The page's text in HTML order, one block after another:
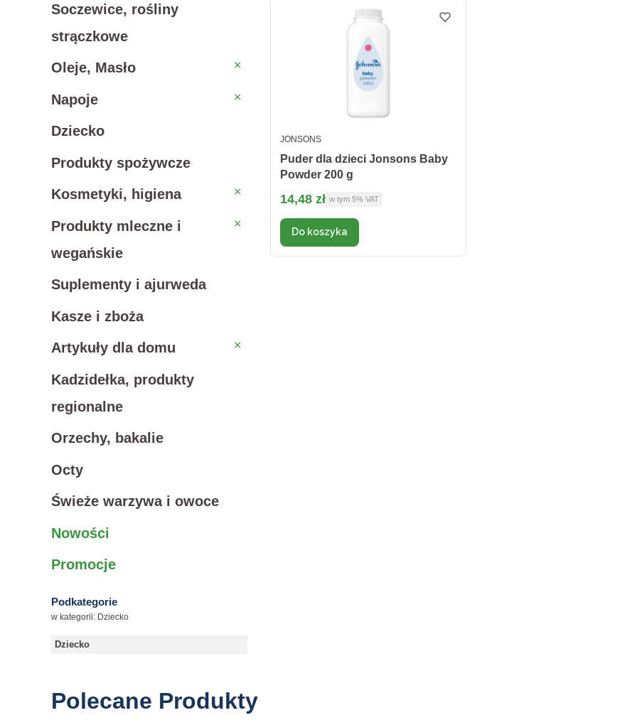
Soczewice, rośliny
strączkowe
Oleje, Masło Oleje, Masło
Napoje Napoje
Dziecko
Produkty spożywcze
Kosmetyki, higiena Kosmetyki, higiena
Produkty mleczne i
wegańskie
Produkty mleczne i wegańskie
Suplementy i ajurweda
Kasze i zboża
Artykuły dla domu Artykuły dla domu
Kadzidełka, produkty
regionalne
Orzechy, bakalie
Octy
Świeże warzywa i owoce
Nowości
Promocje
Podkategorie
w kategorii: Dziecko
Dziecko
Puder dla dzieci Jonsons Baby
Powder 200 g
PRODUCENT
JONSONS
Cena brutto
14,48 zł w tym %s VAT
w tym 5% VAT
Do koszyka
Polecane Produkty